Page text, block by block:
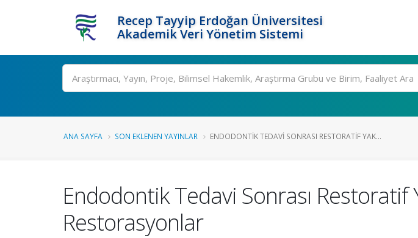
Recep Tayyip Erdoğan Üniversitesi
Akademik Veri Yönetim Sistemi
Ara
ANA SAYFA SON EKLENEN YAYINLAR ENDODONTIK TEDAVI SONRASI RESTORATIF YAK...
Endodontik Tedavi Sonrası Restoratif
Restorasyonlar